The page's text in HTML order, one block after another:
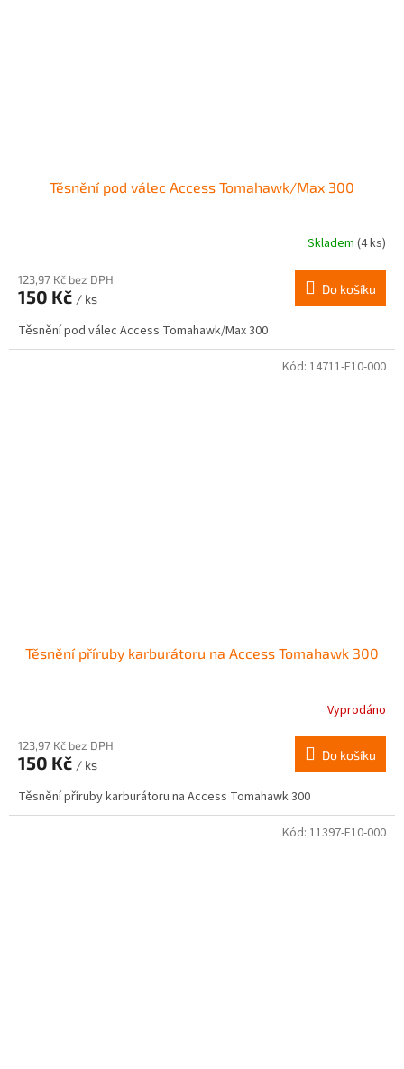
Těsnění pod válec Access Tomahawk/Max 300
Skladem (4 ks)
123,97 Kč bez DPH
150 Kč / ks
Do košíku
Těsnění pod válec Access Tomahawk/Max 300
Těsnění příruby karburátoru na Access Tomahawk 300
Vyprodáno
123,97 Kč bez DPH
150 Kč / ks
Do košíku
Těsnění příruby karburátoru na Access Tomahawk 300
Kód: 14711-E10-000
Kód: 11397-E10-000